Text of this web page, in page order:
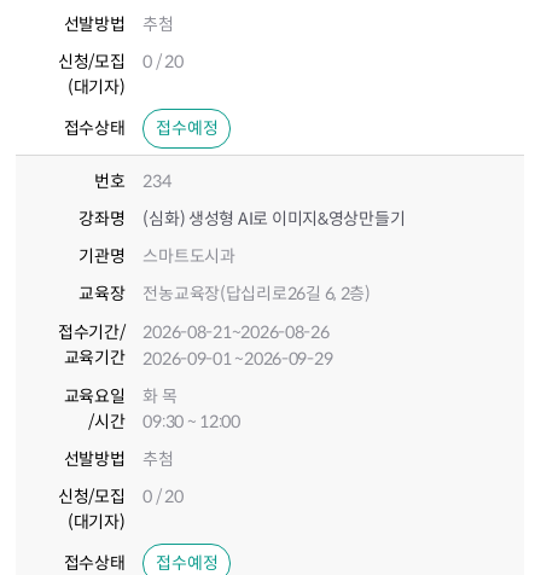
선발방법
추첨
신청/모집
(대기자)
0 / 20
접수상태 접수예정
번호
234
강좌명
(심화) 생성형 AI로 이미지&영상만들기
기관명
스마트도시과
교육장
전농교육장(답십리로26길 6, 2층)
접수기간/
교육기간
2026-08-21~2026-08-26
2026-09-01~2026-09-29
교육요일
/시간
화 목
09:30 ~ 12:00
선발방법
추첨
신청/모집
(대기자)
0 / 20
접수상태 접수예정